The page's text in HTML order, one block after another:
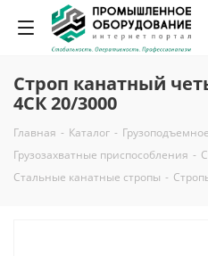
Строп канатный
4СК 20/3000
Главная - Каталог -
Грузозахватные приспособления -
Стальные канатные стропы -